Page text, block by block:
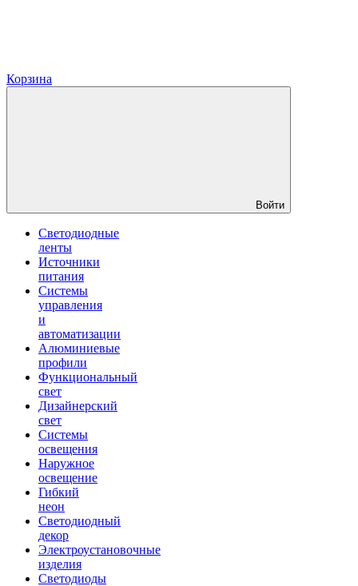
Корзина
Войти
Светодиодные
ленты
Источники
питания
Системы
управления
и
автоматизации
Алюминиевые
профили
Функциональный
свет
Дизайнерский
свет
Системы
освещения
Наружное
освещение
Гибкий
неон
Светодиодный
декор
Электроустановочные
изделия
Светодиоды